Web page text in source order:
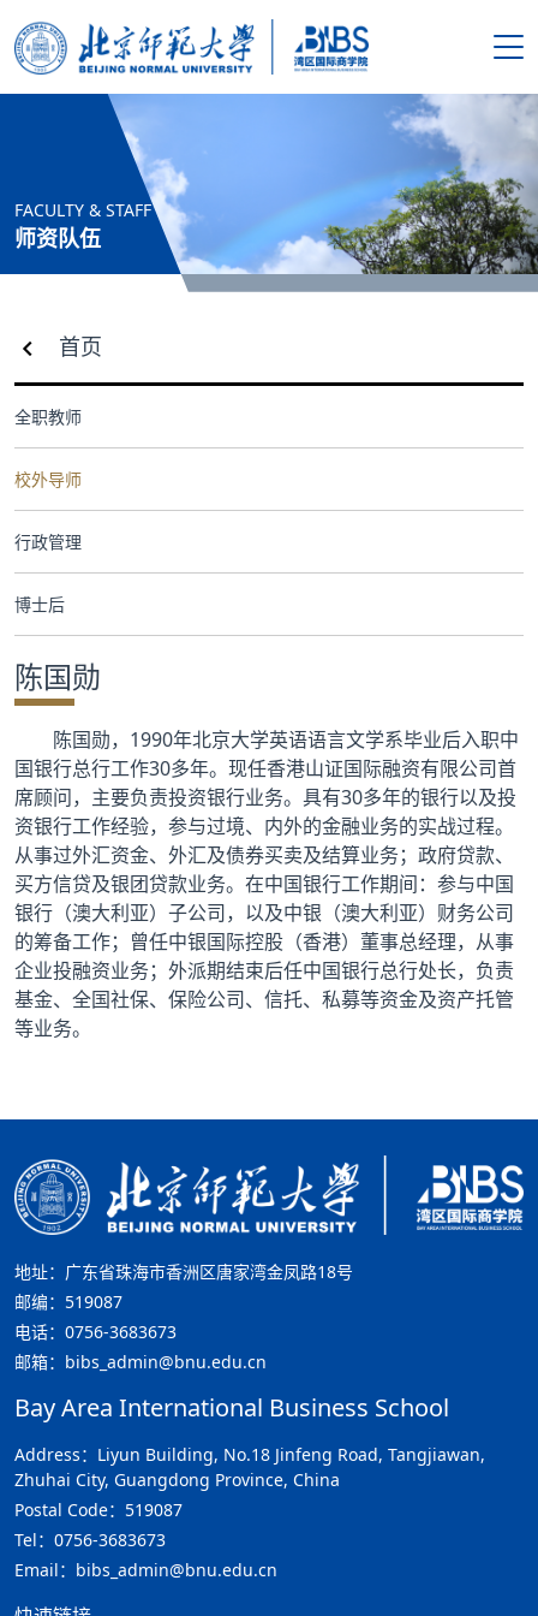
搜索
学院概况
师资队伍
人才培养
科学研究
合作交流
党群工作
学生发展
校友服务
人才招聘
FACULTY & STAFF
师资队伍
首页
全职教师
校外导师
行政管理
博士后
陈国勋
陈国勋，1990年北京大学英语语言文学系毕业后入职中
国银行总行工作30多年。现任香港山证国际融资有限公司首
席顾问，主要负责投资银行业务。具有30多年的银行以及投
资银行工作经验，参与过境、内外的金融业务的实战过程。
从事过外汇资金、外汇及债券买卖及结算业务；政府贷款、
买方信贷及银团贷款业务。在中国银行工作期间：参与中国
银行（澳大利亚）子公司，以及中银（澳大利亚）财务公司
的筹备工作；曾任中银国际控股（香港）董事总经理，从事
企业投融资业务；外派期结束后任中国银行总行处长，负责
基金、全国社保、保险公司、信托、私募等资金及资产托管
等业务。
地址：广东省珠海市香洲区唐家湾金凤路18号
邮编：519087
电话：0756-3683673
邮箱：bibs_admin@bnu.edu.cn
Bay Area International Business School
Address：Liyun Building, No.18 Jinfeng Road, Tangjiawan,
Zhuhai City, Guangdong Province, China
Postal Code：519087
Tel：0756-3683673
Email：bibs_admin@bnu.edu.cn